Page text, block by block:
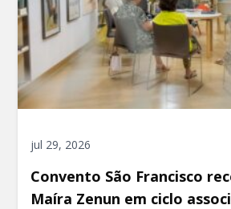
jul 29, 2026
Convento São Francisco
Maíra Zenun em ciclo